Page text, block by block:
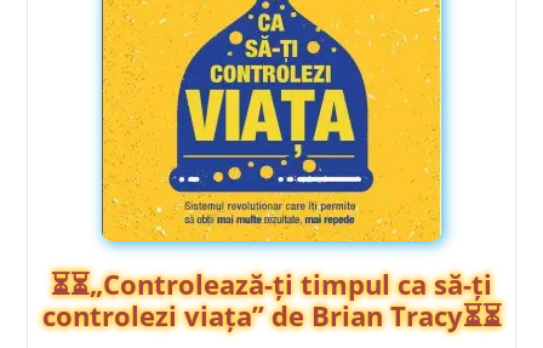
⏳⏳„Controlează-ți timpul ca să-ți
controlezi viața” de Brian Tracy⏳⏳